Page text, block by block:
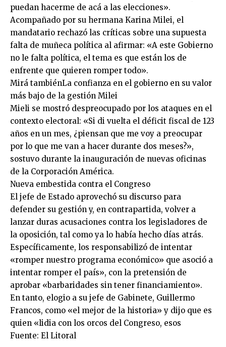
puedan hacerme de acá a las elecciones».
Acompañado por su hermana Karina Milei, el
mandatario rechazó las críticas sobre una supuesta
falta de muñeca política al afirmar: «A este Gobierno
no le falta política, el tema es que están los de
enfrente que quieren romper todo».
Mirá tambiénLa confianza en el gobierno en su valor
más bajo de la gestión Milei
Mieli se mostró despreocupado por los ataques en el
contexto electoral: «Si di vuelta el déficit fiscal de 123
años en un mes, ¿piensan que me voy a preocupar
por lo que me van a hacer durante dos meses?»,
sostuvo durante la inauguración de nuevas oficinas
de la Corporación América.
Nueva embestida contra el Congreso
El jefe de Estado aprovechó su discurso para
defender su gestión y, en contrapartida, volver a
lanzar duras acusaciones contra los legisladores de
la oposición, tal como ya lo había hecho días atrás.
Específicamente, los responsabilizó de intentar
«romper nuestro programa económico» que asoció a
intentar romper el país», con la pretensión de
aprobar «barbaridades sin tener financiamiento».
En tanto, elogio a su jefe de Gabinete, Guillermo
Francos, como «el mejor de la historia» y dijo que es
quien «lidia con los orcos del Congreso, esos
Fuente: El Litoral